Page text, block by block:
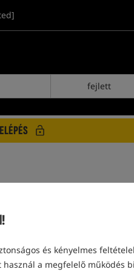
és kényelmes
a megfelelő működés
fejlett
ajánlat